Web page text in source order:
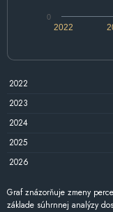
2022
0
2022
2023
2024
2025
2026
Graf znázorňuje zmeny
základe súhrnnej analýzy